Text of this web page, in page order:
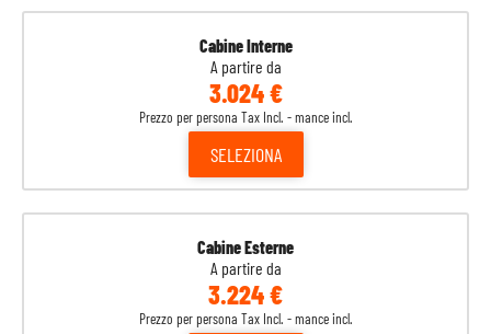
Cabine Interne
A partire da
3.024 €
Prezzo per persona Tax Incl. - mance incl.
SELEZIONA
Cabine Esterne
A partire da
3.224 €
Prezzo per persona Tax Incl. - mance incl.
7 Limón 07:00 18:00
Navigazione
Honduras
Roatan
Belize
Belize City
Miami
Navigazione